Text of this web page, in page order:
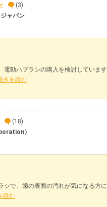
(3)
ャパン
電動ハブラシの購入を検討していま
きを読む
(18)
）
シで、歯の表面の汚れが気になる方
読む